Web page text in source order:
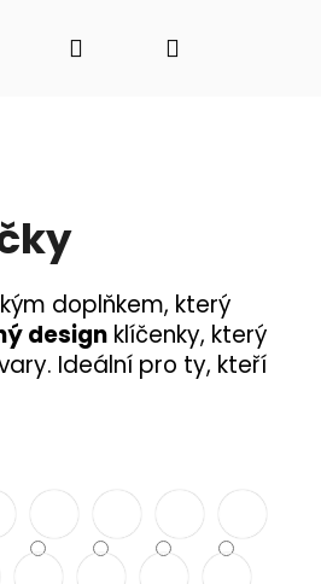
PADAKOVKA.CZ
PřihlášeníNákupní
doplňkem, který
design klíčenky, který
Ideální pro ty, kteří